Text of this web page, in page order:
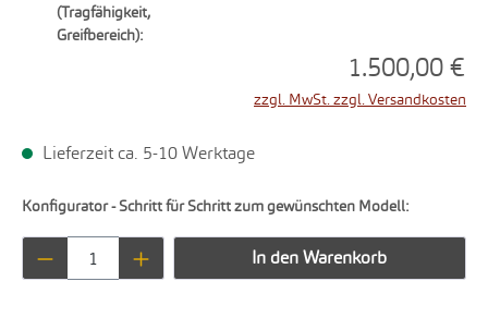
(Tragfähigkeit,
Greifbereich):
1.500,00 €
zzgl. MwSt. zzgl. Versandkosten
Lieferzeit ca. 5-10 Werktage
Konfigurator - Schritt für Schritt zum gewünschten Modell:
Produkt Anzahl: Gib den gewünschten
In den Warenkorb